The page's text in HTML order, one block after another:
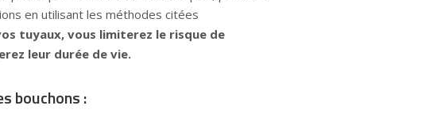
en utilisant les méthodes citées
tuyaux, vous limiterez le risque de
leur durée de vie.
bouchons :